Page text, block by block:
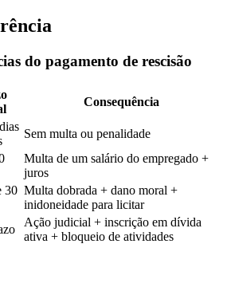
do pagamento de rescisão
Consequência
Sem multa ou penalidade
Multa de um salário do empregado +
juros
30 Multa dobrada + dano moral +
inidoneidade para licitar
Ação judicial + inscrição em dívida
ativa + bloqueio de atividades